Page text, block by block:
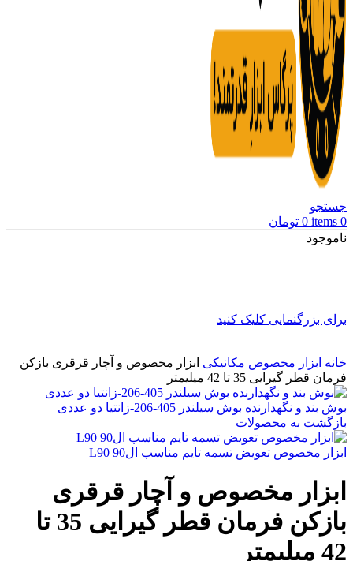
جستجو
0
items
0 تومان
ناموجود
برای بزرگنمایی کلیک کنید
خانه ابزار مخصوص مکانیکی ابزار مخصوص و آچار قرقری بازکن
فرمان قطر گیرایی 35 تا 42 میلیمتر
بوش بند و نگهدارنده بوش سیلندر 405-206-زانتیا دو عددی
بازگشت به محصولات
ابزار مخصوص تعویض تسمه تایم مناسب ال90 L90
ابزار مخصوص و آچار قرقری
بازکن فرمان قطر گیرایی 35 تا
42 میلیمتر